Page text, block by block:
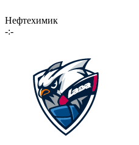
Нефтехимик
-:-